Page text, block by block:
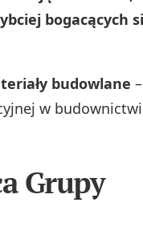
bogacących
budowlane
w
Grupy